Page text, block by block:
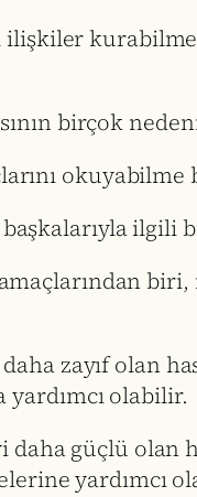
ilişkiler
birçok
ilgili
biri,
zayıf olan
olabilir.
daha güçlü
yardımcı